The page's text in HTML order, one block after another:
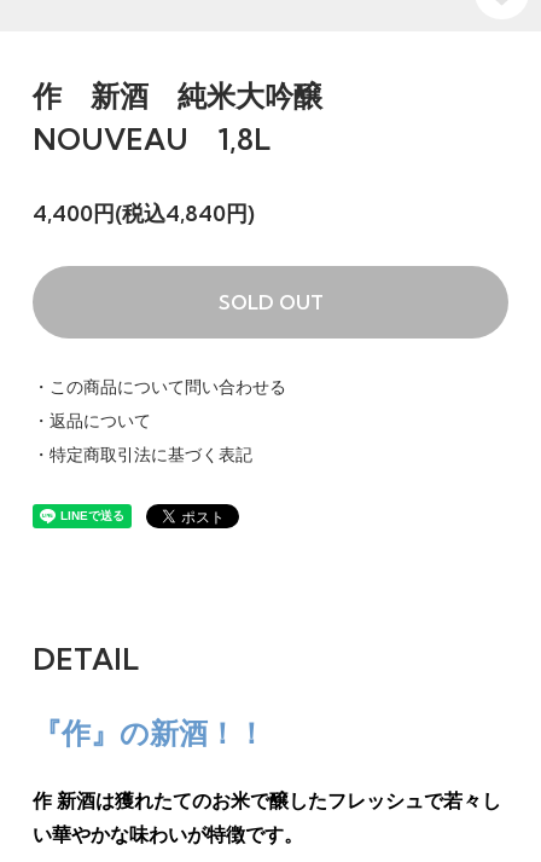
作 新酒 純米大吟醸
NOUVEAU 1,8L
4,400円(税込4,840円)
SOLD OUT
・この商品について問い合わせる
・返品について
・特定商取引法に基づく表記
DETAIL
『作』の新酒！！
作 新酒は獲れたてのお米で醸したフレッシュで若々し
い華やかな味わいが特徴です。